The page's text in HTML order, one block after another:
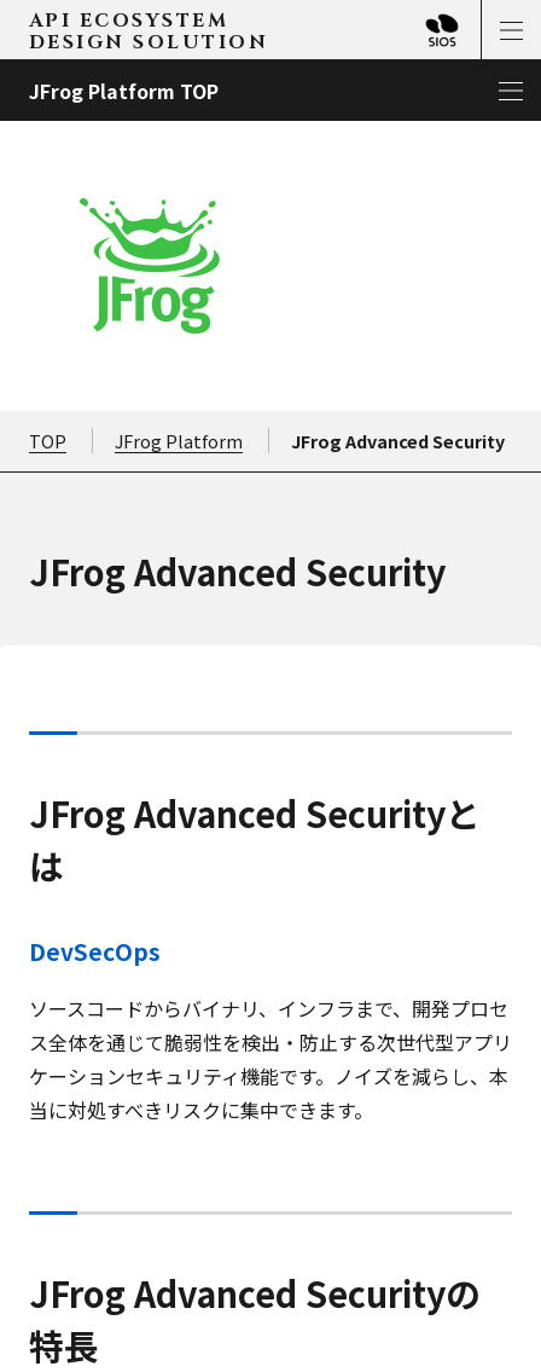
API ECOSYSTEM
DESIGN SOLUTION
JFrog Platform TOP
TOP JFrog Platform JFrog Advanced Security
JFrog Advanced Security
JFrog Advanced Securityと
は
DevSecOps
ソースコードからバイナリ、インフラまで、開発プロセ
ス全体を通じて脆弱性を検出・防止する次世代型アプリ
ケーションセキュリティ機能です。ノイズを減らし、本
当に対処すべきリスクに集中できます。
JFrog Advanced Securityの
特長